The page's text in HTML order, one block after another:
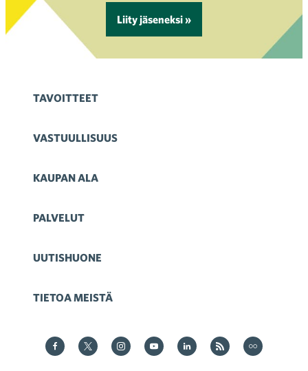
Liity jäseneksi »
TAVOITTEET
VASTUULLISUUS
KAUPAN ALA
PALVELUT
UUTISHUONE
TIETOA MEISTÄ
Kauppa Facebookissa
Kauppa Twitterissä
Kauppa on Instagram
Kauppa YouTubesssa
Kauppa LinkedInissä
Kauppa on RSS